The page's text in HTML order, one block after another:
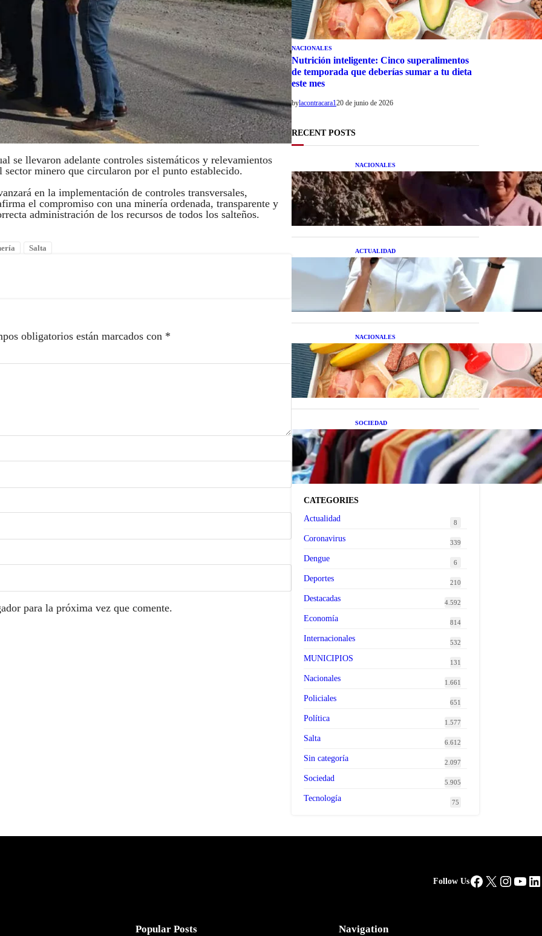
se llevaron adelante controles sistemáticos y relevamientos
minero que circularon por el punto establecido.
en la implementación de controles transversales,
el compromiso con una minería ordenada, transparente y
administración de los recursos de todos los salteños.
Salta
obligatorios están marcados con *
para la próxima vez que comente.
NACIONALES
Nutrición inteligente: Cinco superalimentos
de temporada que deberías sumar a tu dieta
este mes
bylacontracara120 de junio de 2026
RECENT POSTS
NACIONALES
Una mujer asegura haber
peleado con un extraterrestre
cuerpo a cuerpo
ACTUALIDAD
La startup creada por una
salteña que busca resolver el
estrés financiero en
Latinoamérica
NACIONALES
Nutrición inteligente: Cinco
superalimentos de temporada
que deberías sumar a tu dieta
este mes
SOCIEDAD
Las grandes marcas globales
se suman a la tendencia de la
ropa de segunda mano
premium
CATEGORIES
Actualidad
8
Coronavirus 339
Dengue 6
Deportes 210
Destacadas 4.592
Economía 814
Internacionales 532
MUNICIPIOS 131
Nacionales 1.661
Policiales 651
Política 1.577
Salta 6.612
Sin categoría 2.097
Sociedad 5.905
Tecnología 75
Follow UsFacebook
X
Popular Posts Navigation